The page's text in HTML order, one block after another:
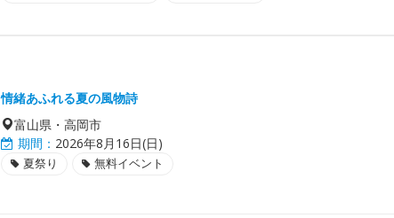
情緒あふれる夏の風物詩
富山県・高岡市
期間： 2026年8月16日(日)
夏祭り 無料イベント